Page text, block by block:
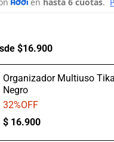
$16.900
Organizador Multiuso
Negro
32%OFF
$ 16.900